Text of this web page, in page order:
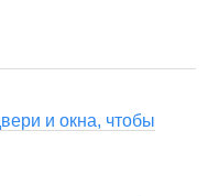
и окна, чтобы